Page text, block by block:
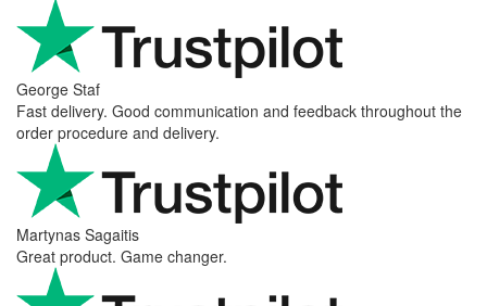
George Staf
Fast delivery. Good communication and feedback throughout the
order procedure and delivery.
Martynas Sagaitis
Great product. Game changer.